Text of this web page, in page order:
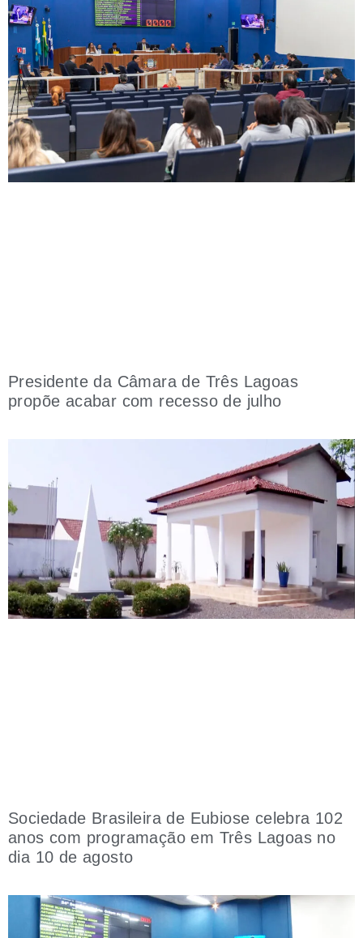
Presidente da Câmara de Três Lagoas
propõe acabar com recesso de julho
Sociedade Brasileira de Eubiose celebra 102
anos com programação em Três Lagoas no
dia 10 de agosto